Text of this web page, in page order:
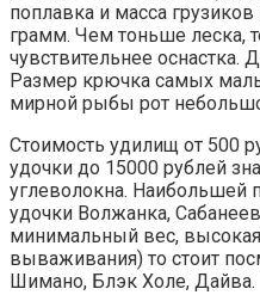
поплавка и масса
грамм. Чем тоньше леска,
чувствительнее
Размер крючка самых
мирной рыбы рот
Стоимость удилищ от 500
удочки до 15000 рублей
углеволокна. Наибольшей
удочки Волжанка,
минимальный вес,
вываживания) то стоит
Шимано, Блэк Холе, Дайва.